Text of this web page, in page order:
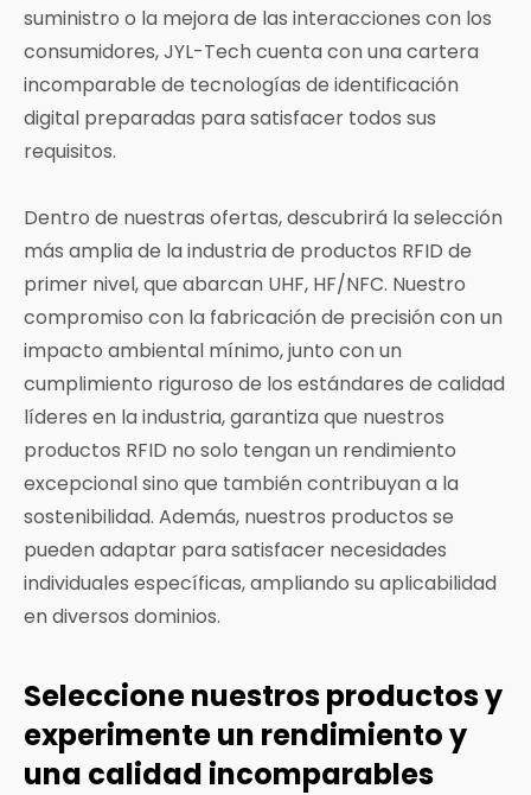
suministro o la mejora de las interacciones con los
consumidores, JYL-Tech cuenta con una cartera
incomparable de tecnologías de identificación
digital preparadas para satisfacer todos sus
requisitos.
Dentro de nuestras ofertas, descubrirá la selección
más amplia de la industria de productos RFID de
primer nivel, que abarcan UHF, HF/NFC. Nuestro
compromiso con la fabricación de precisión con un
impacto ambiental mínimo, junto con un
cumplimiento riguroso de los estándares de calidad
líderes en la industria, garantiza que nuestros
productos RFID no solo tengan un rendimiento
excepcional sino que también contribuyan a la
sostenibilidad. Además, nuestros productos se
pueden adaptar para satisfacer necesidades
individuales específicas, ampliando su aplicabilidad
en diversos dominios.
Seleccione nuestros productos y
experimente un rendimiento y
una calidad incomparables